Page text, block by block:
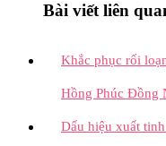
Bài viết liên
Khắc phục rối
Hồng Phúc Đồng
Dấu hiệu xuất